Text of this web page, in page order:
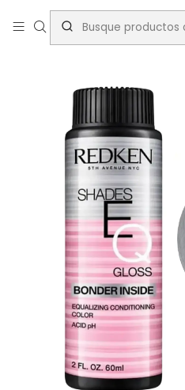
Inicio Tintes por Marca
REDKEN